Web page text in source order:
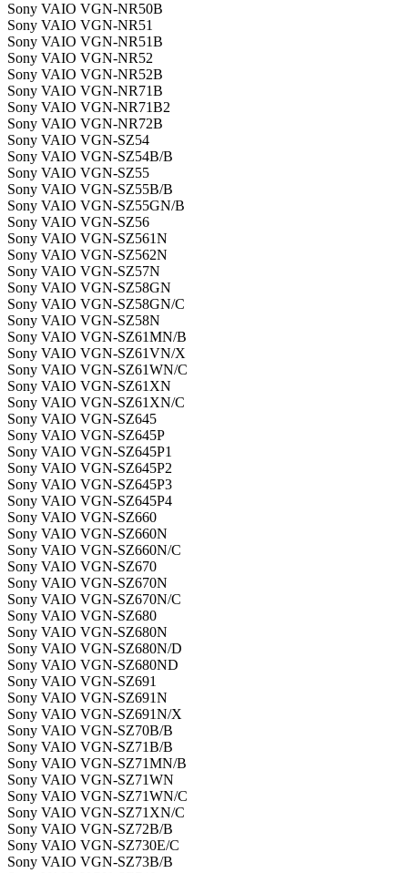
Sony VAIO VGN-NR50B
Sony VAIO VGN-NR51
Sony VAIO VGN-NR51B
Sony VAIO VGN-NR52
Sony VAIO VGN-NR52B
Sony VAIO VGN-NR71B
Sony VAIO VGN-NR71B2
Sony VAIO VGN-NR72B
Sony VAIO VGN-SZ54
Sony VAIO VGN-SZ54B/B
Sony VAIO VGN-SZ55
Sony VAIO VGN-SZ55B/B
Sony VAIO VGN-SZ55GN/B
Sony VAIO VGN-SZ56
Sony VAIO VGN-SZ561N
Sony VAIO VGN-SZ562N
Sony VAIO VGN-SZ57N
Sony VAIO VGN-SZ58GN
Sony VAIO VGN-SZ58GN/C
Sony VAIO VGN-SZ58N
Sony VAIO VGN-SZ61MN/B
Sony VAIO VGN-SZ61VN/X
Sony VAIO VGN-SZ61WN/C
Sony VAIO VGN-SZ61XN
Sony VAIO VGN-SZ61XN/C
Sony VAIO VGN-SZ645
Sony VAIO VGN-SZ645P
Sony VAIO VGN-SZ645P1
Sony VAIO VGN-SZ645P2
Sony VAIO VGN-SZ645P3
Sony VAIO VGN-SZ645P4
Sony VAIO VGN-SZ660
Sony VAIO VGN-SZ660N
Sony VAIO VGN-SZ660N/C
Sony VAIO VGN-SZ670
Sony VAIO VGN-SZ670N
Sony VAIO VGN-SZ670N/C
Sony VAIO VGN-SZ680
Sony VAIO VGN-SZ680N
Sony VAIO VGN-SZ680N/D
Sony VAIO VGN-SZ680ND
Sony VAIO VGN-SZ691
Sony VAIO VGN-SZ691N
Sony VAIO VGN-SZ691N/X
Sony VAIO VGN-SZ70B/B
Sony VAIO VGN-SZ71B/B
Sony VAIO VGN-SZ71MN/B
Sony VAIO VGN-SZ71WN
Sony VAIO VGN-SZ71WN/C
Sony VAIO VGN-SZ71XN/C
Sony VAIO VGN-SZ72B/B
Sony VAIO VGN-SZ730E/C
Sony VAIO VGN-SZ73B/B